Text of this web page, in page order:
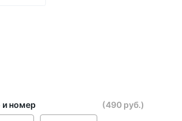
номер (490 руб.)